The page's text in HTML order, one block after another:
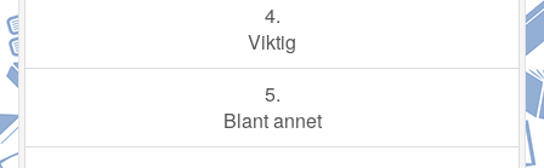
4.
Viktig
5.
Blant annet